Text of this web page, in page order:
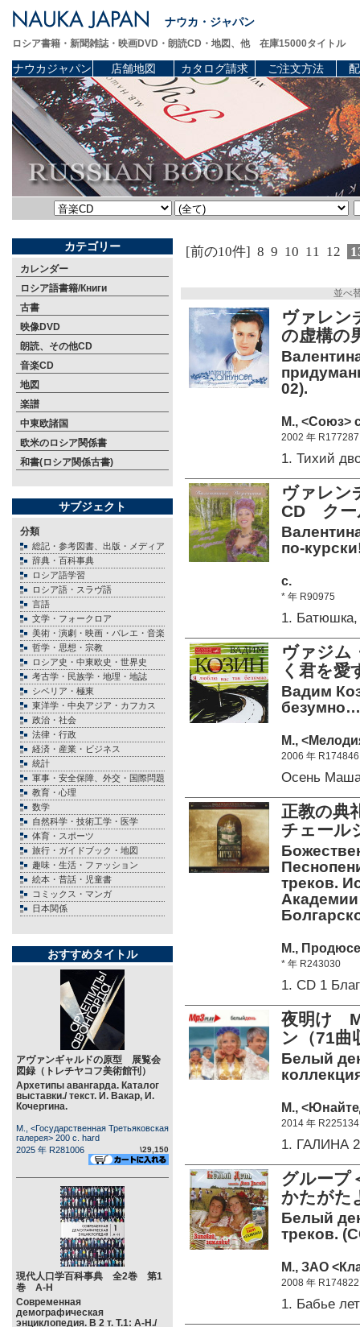
ナウカ・ジャパン
ロシア書籍・新聞雑誌・映画DVD・朗読CD・地図、他 在庫15000タイトル
ナウカジャパン 店舗地図 カタログ請求 ご注文方法
カテゴリー
カレンダー
ロシア語書籍/Книги
古書
映像DVD
朗読、その他CD
音楽CD
地図
楽譜
中東欧諸国
欧米のロシア関係書
和書(ロシア関係古書)
サブジェクト
分類
総記・参考図書、出版・メディア
辞典・百科事典
ロシア語学習
ロシア語・スラヴ語
言語
文学・フォークロア
美術・演劇・映画・バレエ・音楽
哲学・思想・宗教
ロシア史・中東欧史・世界史
考古学・民族学・地理・地誌
シベリア・極東
東洋学・中央アジア・カフカス
政治・社会
法律・行政
経済・産業・ビジネス
統計
軍事・安全保障、外交・国際問題
教育・心理
数学
自然科学・技術工学・医学
体育・スポーツ
旅行・ガイドブック・地図
趣味・生活・ファッション
絵本・昔話・児童書
コミックス・マンガ
日本関係
おすすめタイトル
アヴァンギャルドの原型 展覧会
図録（トレチヤコフ美術館刊）
Архетипы авангарда. Каталог
выставки./ текст. И. Вакар, И.
Кочергина.
М., <Государственная Третьяковская
галерея> 200 c. hard
2025 年 R281006
\29,150
現代人口学百科事典 全2巻 第1
巻 А-Н
Современная
демографическая
энциклопедия. В 2 т. Т.1: А-Н./
[前の10件] 8 9 10 11 12
並べ
ヴァレ
の虚構
02).
М., <Союз>
2002 年 R177287
1. Тихий
ヴァレン
CD クー
по-
c.
* 年 R90975
1. Батюшка,
ヴァジ
く君を
Вадим
безумно…
М.,
2006 年 R174846
Осень
正教の
チェール
треков.
М.,
* 年 R243030
1. CD 1
夜明け
ン（71曲
Белый
М.,
2014 年 R225134
1. ГАЛИНА
グループ
かたが
Белый
треков.
М., ЗАО
2008 年 R174822
1. Бабье